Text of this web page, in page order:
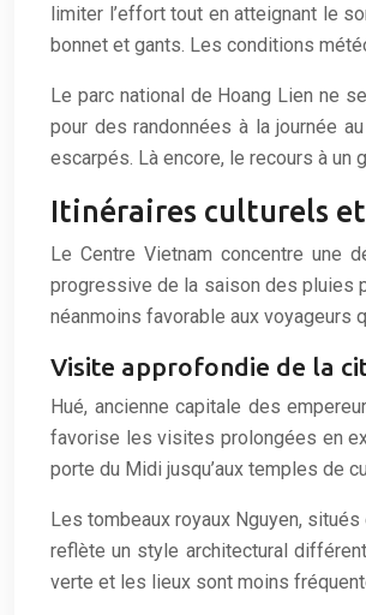
limiter l’effort tout en atteignant le
bonnet et gants. Les conditions
Le parc national de Hoang Lien ne
pour des randonnées à la journée
escarpés. Là encore, le recours à un
Itinéraires culturels
Le Centre Vietnam concentre une
progressive de la saison des pluies
néanmoins favorable aux voyageurs
Visite approfondie de la
Hué, ancienne capitale des
favorise les visites prolongées en
porte du Midi jusqu’aux temples de
Les tombeaux royaux Nguyen,
reflète un style architectural
verte et les lieux sont moins